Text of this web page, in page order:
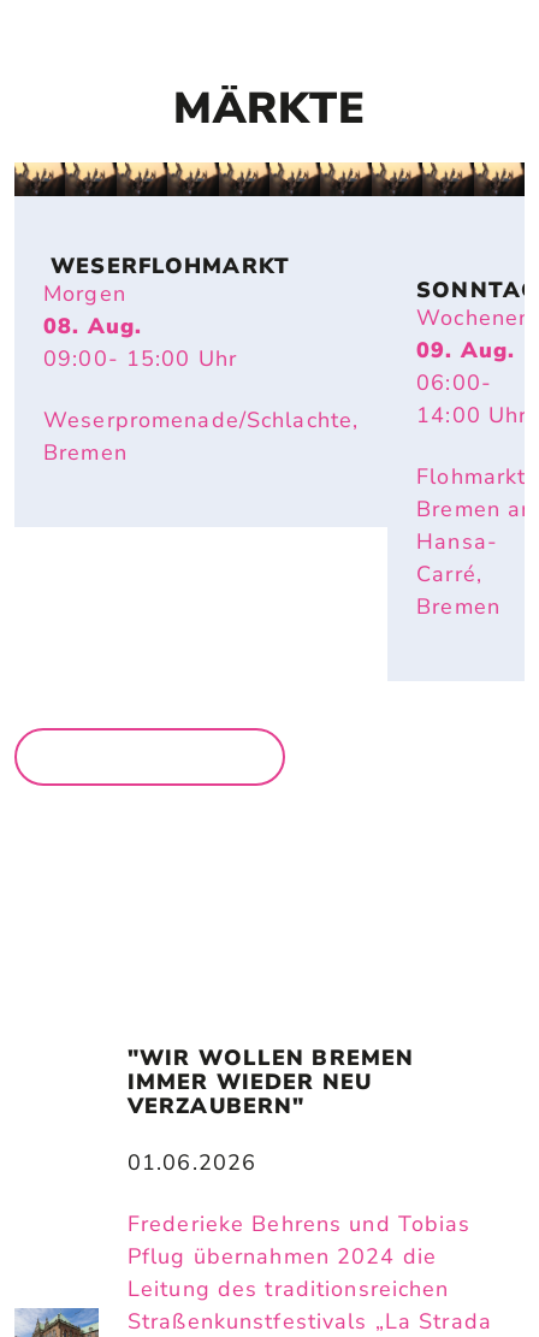
MÄRKTE
WESERFLOHMARKT
Morgen
08. Aug.
09:00- 15:00 Uhr
Weserpromenade/Schlachte,
Bremen
T
09. Aug.
06:00-
14:00 Uhr
Flohmarkt
Bremen
Hansa-
Carré,
Bremen
"WIR WOLLEN BREMEN
IMMER WIEDER NEU
VERZAUBERN"
01.06.2026
Frederieke Behrens und Tobias
Pflug übernahmen 2024 die
Leitung des traditionsreichen
Straßenkunstfestivals „La Strada